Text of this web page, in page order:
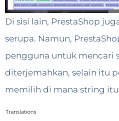
Di sisi lain, PrestaShop
serupa. Namun,
pengguna untuk mencari
diterjemahkan, selain itu
memilih di mana string itu